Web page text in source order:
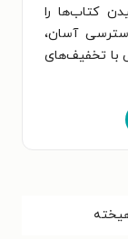
کتاب‌ها را
آسان،
با تخفیف‌های